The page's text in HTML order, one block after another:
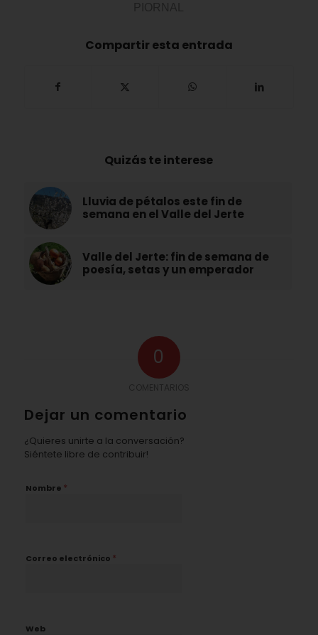
Compartir esta entrada
Quizás te interese
Lluvia de pétalos este fin de
semana en el Valle del Jerte
Valle del Jerte: fin de semana de
poesía, setas y un emperador
0
Dejar un comentario
¿Quieres unirte a la conversación?
Siéntete libre de contribuir!
Nombre *
Correo electrónico *
Web